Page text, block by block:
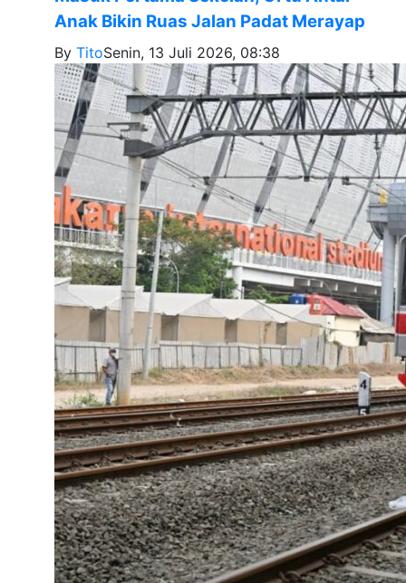
Anak Bikin Ruas Jalan Padat Merayap
By TitoSenin, 13 Juli 2026, 08:38